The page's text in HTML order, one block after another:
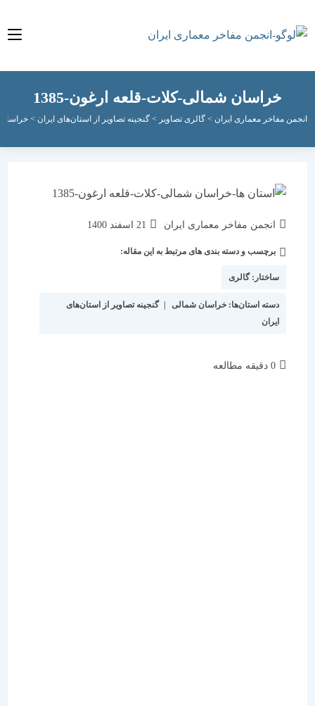
خراسان شمالی-کلات-قلعه ارغون-1385
مفاخر معماری ایران > گالری تصاویر>گنجینه تصاویر از استان‌های ایران> خراسان شمالی
انجمن مفاخر معماری ایران
نوشته
شده
21 اسفند 1400
برچسب و دسته بندی های مرتبط به این مقاله:
ساختار:گالری
دسته استان‌ها:خراسان شمالی | گنجینه تصاویر از استان‌های